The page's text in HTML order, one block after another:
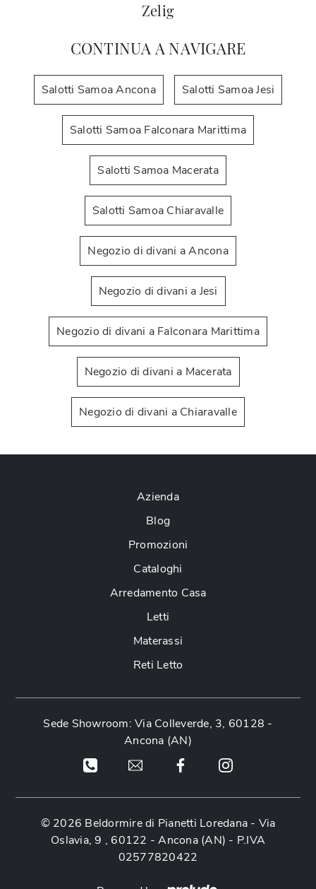
Zelig
CONTINUA A NAVIGARE
Salotti Samoa Ancona Salotti Samoa Jesi
Salotti Samoa Falconara Marittima
Salotti Samoa Macerata
Salotti Samoa Chiaravalle
Negozio di divani a Ancona
Negozio di divani a Jesi
Negozio di divani a Falconara Marittima
Negozio di divani a Macerata
Negozio di divani a Chiaravalle
Azienda
Blog
Promozioni
Cataloghi
Arredamento Casa
Letti
Materassi
Reti Letto
Sede Showroom: Via Colleverde, 3, 60128 -
Ancona (AN)
© 2026 Beldormire di Pianetti Loredana - Via
Oslavia, 9 , 60122 - Ancona (AN) - P.IVA
02577820422